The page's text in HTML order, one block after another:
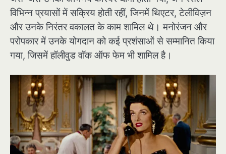
विभिन्न प्रयासों में सक्रिय होती रहीं, जिनमें थिएटर, टेलीविज़न
और उनके निरंतर वकालत के काम शामिल थे। मनोरंजन और
परोपकार में उनके योगदान को कई प्रशंसाओं से सम्मानित किया
गया, जिसमें हॉलीवुड वॉक ऑफ फेम भी शामिल है।